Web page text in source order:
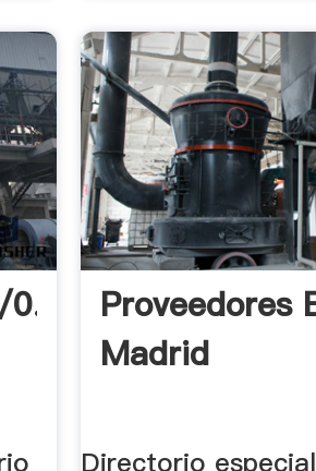
Proveedores
Madrid
Directorio